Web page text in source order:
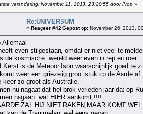
verandering: November 11, 2013, 23:20:55 door Prop »
Re:UNIVERSUM
« Reageer #42 Gepost op: November 26, 2013,
Allemaal
even stilgestaan, omdat er niet veel te
de kosmische wereld weer even in rep en roer.
Kerst is de Meteoor Ison waarschijnlijk goed te
weer een griezelig groot stuk op de Aarde af.
keer zo groot als Australie.
nu nagaat dat het brok verleden jaar dat op
nagaan wat HIER aankomt,!!!!
ZAL HIJ NIET RAKEN,MAAR KOMT